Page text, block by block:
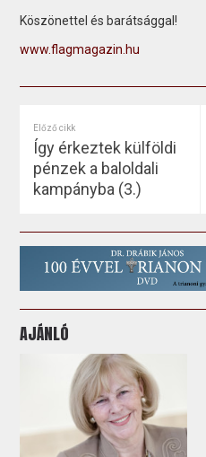
Köszönettel és barátsággal!
www.flagmagazin.hu
Előző cikk
Így érkeztek külföldi
pénzek a baloldali
kampányba (3.)
AJÁNLÓ